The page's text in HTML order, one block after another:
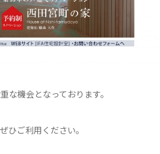
な機会となっております。
ひご利用ください。